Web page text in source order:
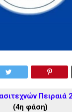
Πειραιά
(4η φάση)